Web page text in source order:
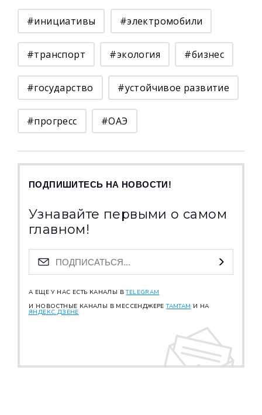
#инициативы #электромобили
#транспорт #экология #бизнес
#государство #устойчивое развитие
#прогресс #ОАЭ
ПОДПИШИТЕСЬ НА НОВОСТИ!
Узнавайте первыми о самом
главном!
А ЕЩЕ У НАС ЕСТЬ КАНАЛЫ ВTELEGRAM
И НОВОСТНЫЕ КАНАЛЫ В МЕССЕНДЖЕРЕTAMTAM И НА
ЯНДЕКС.ДЗЕНЕ